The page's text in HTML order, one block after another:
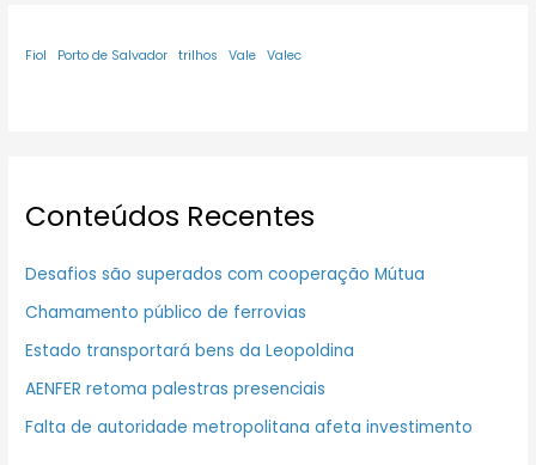
Fiol Porto de Salvador trilhos Vale Valec
Conteúdos Recentes
Desafios são superados com cooperação Mútua
Chamamento público de ferrovias
Estado transportará bens da Leopoldina
AENFER retoma palestras presenciais
Falta de autoridade metropolitana afeta investimento